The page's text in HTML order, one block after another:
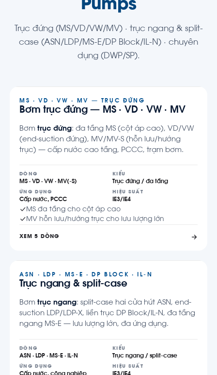
Pumps
Trục đứng (MS/VD/VW/MV) · trục ngang & split-
case (ASN/LDP/MS-E/DP Block/IL-N) · chuyên
dụng (DWP/SP).
MS · VD · VW · MV — TRỤC ĐỨNG
Bơm trục đứng — MS · VD · VW · MV
Bơm trục đứng: đa tầng MS (cột áp cao), VD/VW
(end-suction đứng), MV/MV-S (hỗn lưu/hướng
trục) — cấp nước cao tầng, PCCC, trạm bơm.
DÒNG
MS · VD · VW · MV(-S)
KIỂU
Trục đứng / đa tầng
ỨNG DỤNG
Cấp nước, PCCC
HIỆU SUẤT
IE3/IE4
MS đa tầng cho cột áp cao
MV hỗn lưu/hướng trục cho lưu lượng lớn
XEM 5 DÒNG
ASN · LDP · MS-E · DP BLOCK · IL-N
Trục ngang & split-case
Bơm trục ngang: split-case hai cửa hút ASN, end-
suction LDP/LDP-X, liền trục DP Block/IL-N, đa tầng
ngang MS-E — lưu lượng lớn, đa ứng dụng.
DÒNG
ASN · LDP · MS-E · IL-N
KIỂU
Trục ngang / split-case
ỨNG DỤNG HIỆU SUẤT